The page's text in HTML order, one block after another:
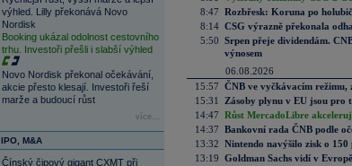
výhled. Lilly překonává Novo
Nordisk
Booking ukázal odolnost cestovního
trhu. Investoři přešli i slabší výhled
Novo Nordisk překonal očekávání,
akcie přesto klesají. Investoři řeší
marže a budoucí růst
více...
IPO, M&A
Čínský čipový gigant CXMT při
8:47 Rozbřesk: Koruna po
8:14 CSG výrazně překonala
5:50 Srpen přeje dividendám.
výnosem
06.08.2026
15:57 ČNB ve vyčkávacím režimu,
15:31
Zásoby plynu v EU jsou pro
14:47 Růst MercadoLibre
14:37 Bankovní rada ČNB podle
13:32 Nintendo navýšilo zisk o
13:19 Goldman Sachs vidí v